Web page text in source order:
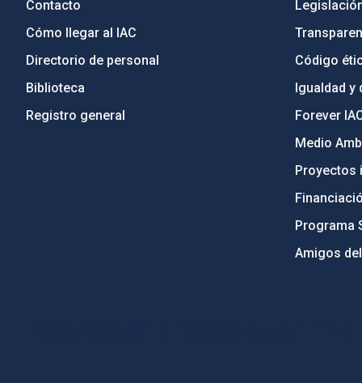
Contacto
Cómo llegar al IAC
Directorio de personal
Biblioteca
Registro general
Código
Igualdad
Forever
Medio
Proyectos
Programa
Amigos